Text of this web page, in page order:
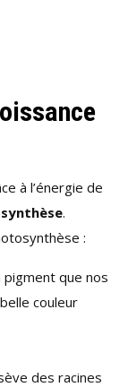
à l’énergie de
.
:
pigment que nos
couleur
des racines